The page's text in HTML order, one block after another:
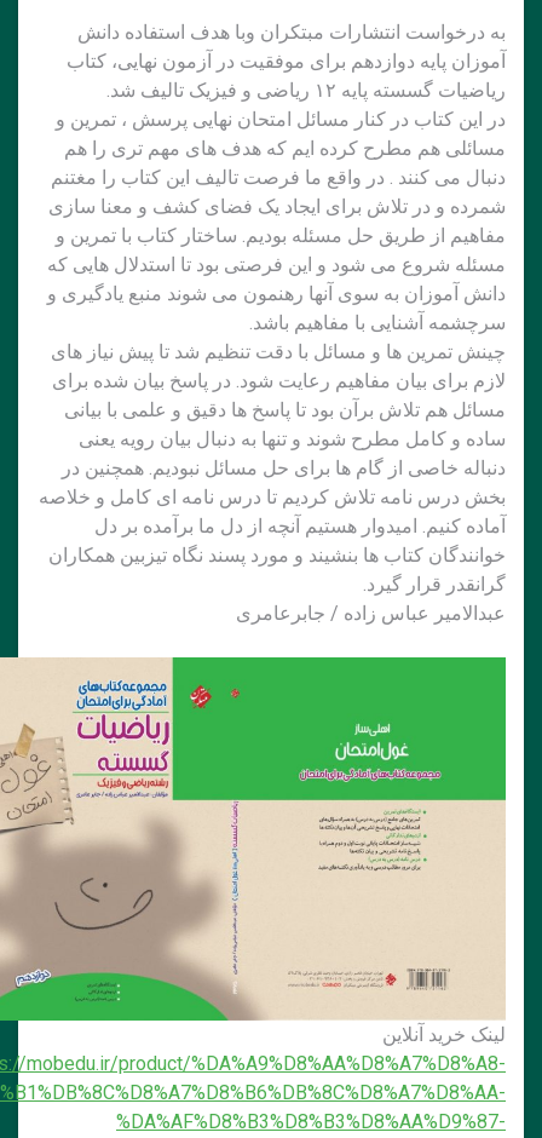
درخواست انتشارات مبتکران وبا هدف استفاده دانش
پایه دوازدهم برای موفقیت در آزمون نهایی، کتاب
گسسته پایه ۱۲ ریاضی و فیزیک تالیف شد.
این کتاب در کنار مسائل امتحان نهایی پرسش ، تمرین و
هم مطرح کرده ایم که هدف های مهم تری را هم
می کنند . در واقع ما فرصت تالیف این کتاب را مغتنم
و در تلاش برای ایجاد یک فضای کشف و معنا سازی
از طریق حل مسئله بودیم. ساختار کتاب با تمرین و
شروع می شود و این فرصتی بود تا استدلال هایی که
آموزان به سوی آنها رهنمون می شوند منبع یادگیری و
آشنایی با مفاهیم باشد.
تمرین ها و مسائل با دقت تنظیم شد تا پیش نیاز های
برای بیان مفاهیم رعایت شود. در پاسخ بیان شده برای
هم تلاش برآن بود تا پاسخ ها دقیق و علمی با بیانی
و کامل مطرح شوند و تنها به دنبال بیان رویه یعنی
خاصی از گام ها برای حل مسائل نبودیم. همچنین در
درس نامه تلاش کردیم تا درس نامه ای کامل و خلاصه
کنیم. امیدوار هستیم آنچه از دل ما برآمده بر دل
کتاب ها بنشیند و مورد پسند نگاه تیزبین همکاران
قرار گیرد.
عباس زاده / جابرعامری
خرید آنلاین
https://mobedu.ir/product/